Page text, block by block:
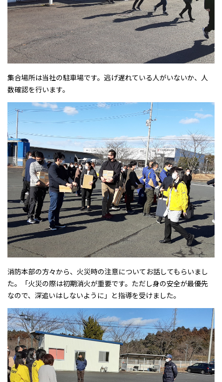
集合場所は当社の駐車場です。逃げ遅れている人がいないか、人
数確認を行います。
消防本部の方々から、火災時の注意についてお話してもらいまし
た。「火災の際は初期消火が重要です。ただし身の安全が最優先
なので、深追いはしないように」と指導を受けました。